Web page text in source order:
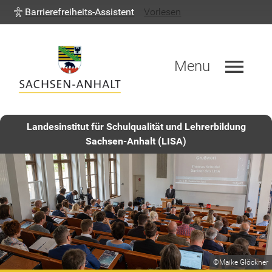
Menu menu
Barrierefreiheits-Assistent Vorlesen
Landesinstitut für Schulqualität und Lehrerbildung
Sachsen-Anhalt (LISA)
©Maike Glöckner